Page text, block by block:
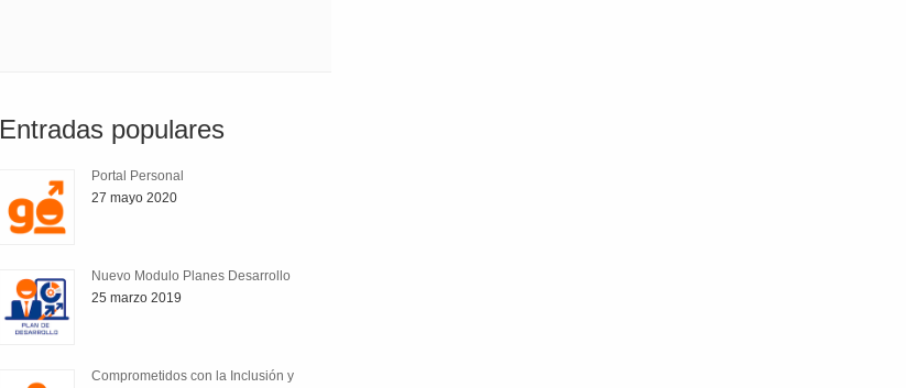
Entradas populares
Portal Personal
27 mayo 2020
Nuevo Modulo Planes Desarrollo
25 marzo 2019
Comprometidos con la Inclusión y